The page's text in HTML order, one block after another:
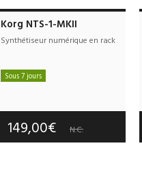
Korg NTS-1-MKII
Synthétiseur numérique en rack
Sous 7 jours
Garantie :3 an(s)
149,00€ N.C.